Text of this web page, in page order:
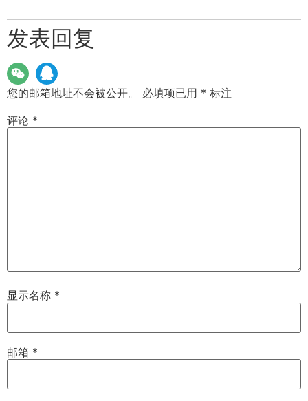
发表回复
您的邮箱地址不会被公开。 必填项已用 * 标注
评论 *
显示名称 *
邮箱 *